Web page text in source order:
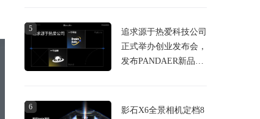
5
追求源于热爱科技公司
正式举办创业发布会，
发布PANDAER新品及
6
影石X6全景相机定档8